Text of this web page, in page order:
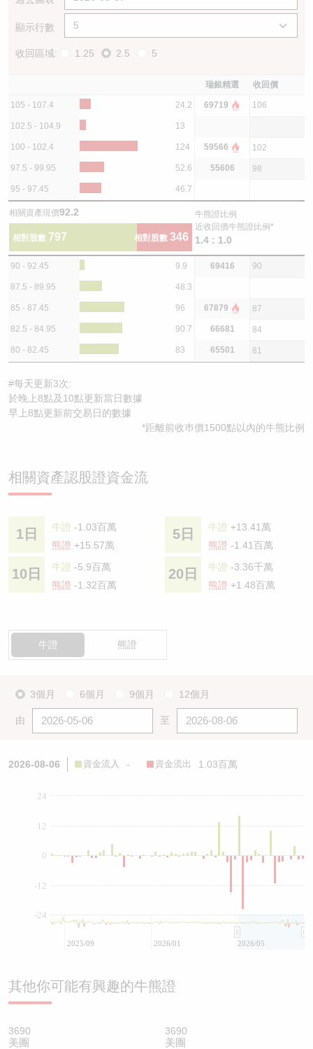
顯示行數
收回區域: 1.25 2.5 5
瑞銀精選 收回價
105 - 107.4 24.2 69719 106
102.5 - 104.9 13
100 - 102.4 124 59566 102
97.5 - 99.95 52.6 55606 98
95 - 97.45 46.7
相關資產現價92.2
相對股數 797 相對股數 346
牛熊證比例
近收回價牛熊證比例*
1.4 : 1.0
90 - 92.45 9.9 69416 90
87.5 - 89.95 48.3
85 - 87.45 96 67879 87
82.5 - 84.95 90.7 66681 84
80 - 82.45 83 65501 81
#每天更新3次:
於晚上8點及10點更新當日數據
早上8點更新前交易日的數據
*距離前收巿價1500點以內的牛熊比例
相關資產認股證資金流
1日 牛證 -1.03百萬
熊證 +15.57萬
5日 牛證 +13.41萬
熊證 -1.41百萬
10日 牛證 -5.9百萬
熊證 -1.32百萬
20日 牛證 -3.36千萬
熊證 +1.48百萬
牛證 熊證
3個月 6個月 9個月 12個月
由 至
2026-08-06 資金流入 - 資金流出 1.03百萬
0
-24
-12
12
24
2025/09 2026/01 2026/05
其他你可能有興趣的牛熊證
3690
美團
3690
美團